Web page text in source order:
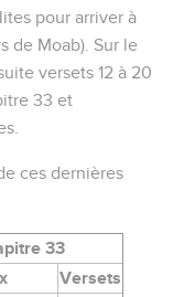
pour arriver à
de Moab). Sur le
versets 12 à 20
33 et
ces dernières
33
Versets